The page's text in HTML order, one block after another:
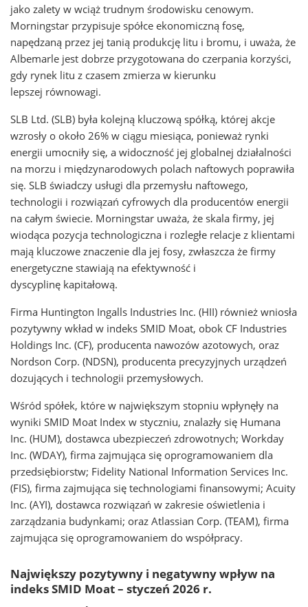
jako zalety w wciąż trudnym środowisku cenowym.
Morningstar przypisuje spółce ekonomiczną fosę,
napędzaną przez jej tanią produkcję litu i bromu, i uważa, że
Albemarle jest dobrze przygotowana do czerpania korzyści,
gdy rynek litu z czasem zmierza w kierunku
lepszej równowagi.
SLB Ltd. (SLB) była kolejną kluczową spółką, której akcje
wzrosły o około 26% w ciągu miesiąca, ponieważ rynki
energii umocniły się, a widoczność jej globalnej działalności
na morzu i międzynarodowych polach naftowych poprawiła
się. SLB świadczy usługi dla przemysłu naftowego,
technologii i rozwiązań cyfrowych dla producentów energii
na całym świecie. Morningstar uważa, że skala firmy, jej
wiodąca pozycja technologiczna i rozległe relacje z klientami
mają kluczowe znaczenie dla jej fosy, zwłaszcza że firmy
energetyczne stawiają na efektywność i
dyscyplinę kapitałową.
Firma Huntington Ingalls Industries Inc. (HII) również wniosła
pozytywny wkład w indeks SMID Moat, obok CF Industries
Holdings Inc. (CF), producenta nawozów azotowych, oraz
Nordson Corp. (NDSN), producenta precyzyjnych urządzeń
dozujących i technologii przemysłowych.
Wśród spółek, które w największym stopniu wpłynęły na
wyniki SMID Moat Index w styczniu, znalazły się Humana
Inc. (HUM), dostawca ubezpieczeń zdrowotnych; Workday
Inc. (WDAY), firma zajmująca się oprogramowaniem dla
przedsiębiorstw; Fidelity National Information Services Inc.
(FIS), firma zajmująca się technologiami finansowymi; Acuity
Inc. (AYI), dostawca rozwiązań w zakresie oświetlenia i
zarządzania budynkami; oraz Atlassian Corp. (TEAM), firma
zajmująca się oprogramowaniem do współpracy.
Największy pozytywny i negatywny wpływ na
indeks SMID Moat – styczeń 2026 r.